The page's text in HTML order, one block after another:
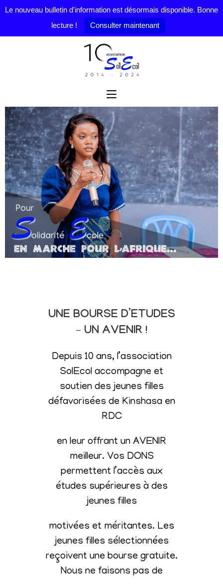
Le nouveau bulletin d'information est désormais disponible. Bonne
lecture !
Consulter maintenant
UNE BOURSE D’ETUDES
– UN AVENIR !
Depuis 10 ans, l’association
SolEcol accompagne et
soutien des jeunes filles
défavorisées de Kinshasa en
RDC
en leur offrant un AVENIR
meilleur. Vos DONS
permettent l’accès aux
études supérieures à des
jeunes filles
motivées et méritantes. Les
jeunes filles sélectionnées
reçoivent une bourse gratuite.
Nous ne faisons pas de